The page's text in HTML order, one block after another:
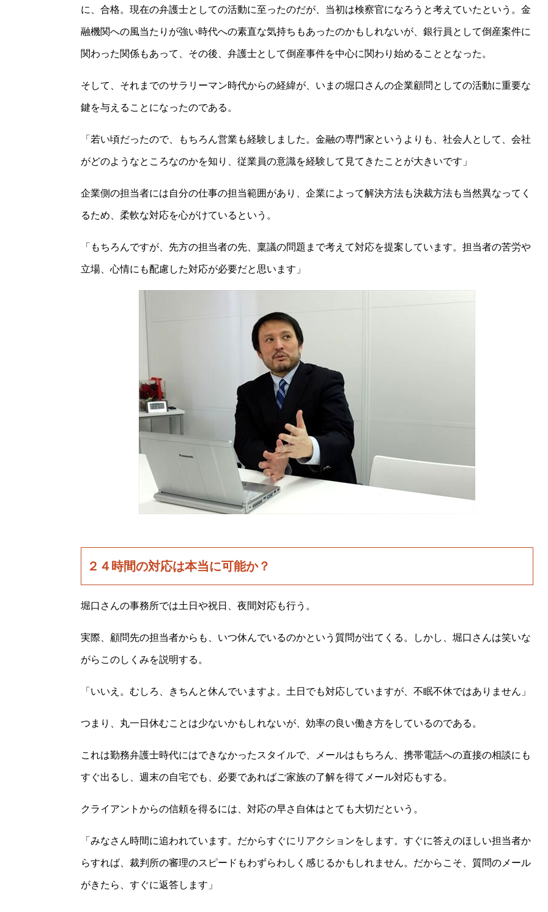
に、合格。現在の弁護士としての活動に至ったのだが、当初は検察官になろうと考えていたという。金
融機関への風当たりが強い時代への素直な気持ちもあったのかもしれないが、銀行員として倒産案件に
関わった関係もあって、その後、弁護士として倒産事件を中心に関わり始めることとなった。
そして、それまでのサラリーマン時代からの経緯が、いまの堀口さんの企業顧問としての活動に重要な
鍵を与えることになったのである。
「若い頃だったので、もちろん営業も経験しました。金融の専門家というよりも、社会人として、会社
がどのようなところなのかを知り、従業員の意識を経験して見てきたことが大きいです」
企業側の担当者には自分の仕事の担当範囲があり、企業によって解決方法も決裁方法も当然異なってく
るため、柔軟な対応を心がけているという。
「もちろんですが、先方の担当者の先、稟議の問題まで考えて対応を提案しています。担当者の苦労や
立場、心情にも配慮した対応が必要だと思います」
２４時間の対応は本当に可能か？
堀口さんの事務所では土日や祝日、夜間対応も行う。
実際、顧問先の担当者からも、いつ休んでいるのかという質問が出てくる。しかし、堀口さんは笑いな
がらこのしくみを説明する。
「いいえ。むしろ、きちんと休んでいますよ。土日でも対応していますが、不眠不休ではありません」
つまり、丸一日休むことは少ないかもしれないが、効率の良い働き方をしているのである。
これは勤務弁護士時代にはできなかったスタイルで、メールはもちろん、携帯電話への直接の相談にも
すぐ出るし、週末の自宅でも、必要であればご家族の了解を得てメール対応もする。
クライアントからの信頼を得るには、対応の早さ自体はとても大切だという。
「みなさん時間に追われています。だからすぐにリアクションをします。すぐに答えのほしい担当者か
らすれば、裁判所の審理のスピードもわずらわしく感じるかもしれません。だからこそ、質問のメール
がきたら、すぐに返答します」